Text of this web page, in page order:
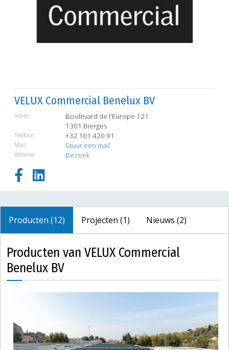
VELUX Commercial Benelux BV
Adres:
Boulevard de l'Europe 121
1301 Bierges
Telefoon: +32 101 420 91
Mail: Stuur een mail
Website: Bezoek
Producten (12) Projecten (1) Nieuws (2)
Producten van VELUX Commercial
Benelux BV